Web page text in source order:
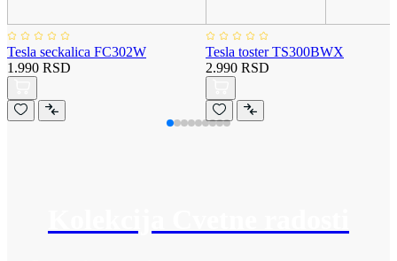
Tesla seckalica FC302W
1.990 RSD
Tesla toster TS300BWX
2.990 RSD